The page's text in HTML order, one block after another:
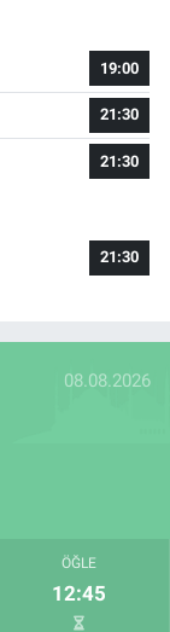
19:00
21:30
21:30
21:30
08.08.2026
ÖĞLE
12:45